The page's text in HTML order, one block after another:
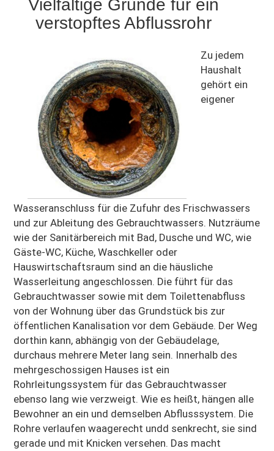
Vielfältige Gründe für ein
verstopftes Abflussrohr
Zu jedem
Haushalt
gehört ein
eigener
Wasseranschluss für die Zufuhr des Frischwassers
und zur Ableitung des Gebrauchtwassers. Nutzräume
wie der Sanitärbereich mit Bad, Dusche und WC, wie
Gäste-WC, Küche, Waschkeller oder
Hauswirtschaftsraum sind an die häusliche
Wasserleitung angeschlossen. Die führt für das
Gebrauchtwasser sowie mit dem Toilettenabfluss
von der Wohnung über das Grundstück bis zur
öffentlichen Kanalisation vor dem Gebäude. Der Weg
dorthin kann, abhängig von der Gebäudelage,
durchaus mehrere Meter lang sein. Innerhalb des
mehrgeschossigen Hauses ist ein
Rohrleitungssystem für das Gebrauchtwasser
ebenso lang wie verzweigt. Wie es heißt, hängen alle
Bewohner an ein und demselben Abflusssystem. Die
Rohre verlaufen waagerecht undd senkrecht, sie sind
gerade und mit Knicken versehen. Das macht